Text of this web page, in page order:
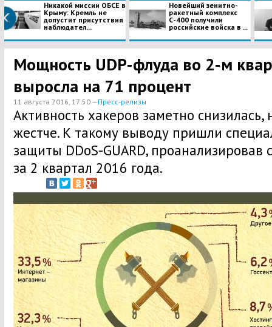
Никакой миссии ОБСЕ в
Крыму: Кремль не
допустит присутствия
наблюдател...
Новейший зенитно-
ракетный комплекс
С-400 получили
российские войска в ...
Мощность UDP-флуда во 2-м
выросла на 71 процент
11 августа 2016, 17:50 —Пресс-релизы
Активность хакеров заметно снизилась,
жестче. К такому выводу пришли
защиты DDoS-GUARD, проанализировав
за 2 квартал 2016 года.